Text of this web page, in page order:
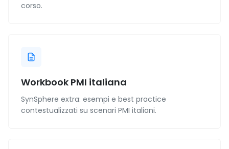
corso.
Workbook PMI italiana
SynSphere extra: esempi e best practice
contestualizzati su scenari PMI italiani.